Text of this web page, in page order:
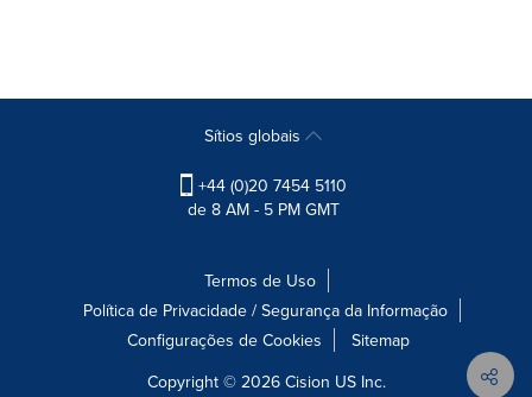
Sítios globais
+44 (0)20 7454 5110
de 8 AM - 5 PM GMT
Termos de Uso
Política de Privacidade / Segurança da Informação
Configurações de Cookies
Sitemap
Copyright © 2026 Cision US Inc.